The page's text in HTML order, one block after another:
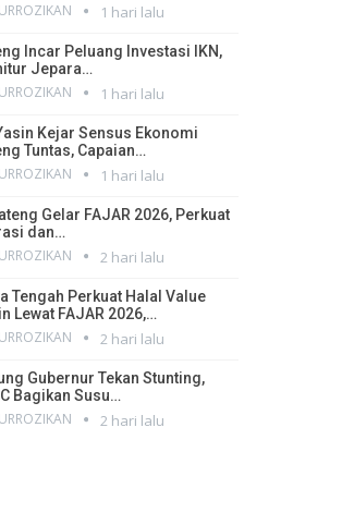
1 hari lalu
Incar Peluang Investasi IKN,
Jepara…
1 hari lalu
Kejar Sensus Ekonomi
Tuntas, Capaian…
1 hari lalu
Gelar FAJAR 2026, Perkuat
dan…
2 hari lalu
Tengah Perkuat Halal Value
Lewat FAJAR 2026,…
2 hari lalu
Gubernur Tekan Stunting,
Bagikan Susu…
2 hari lalu